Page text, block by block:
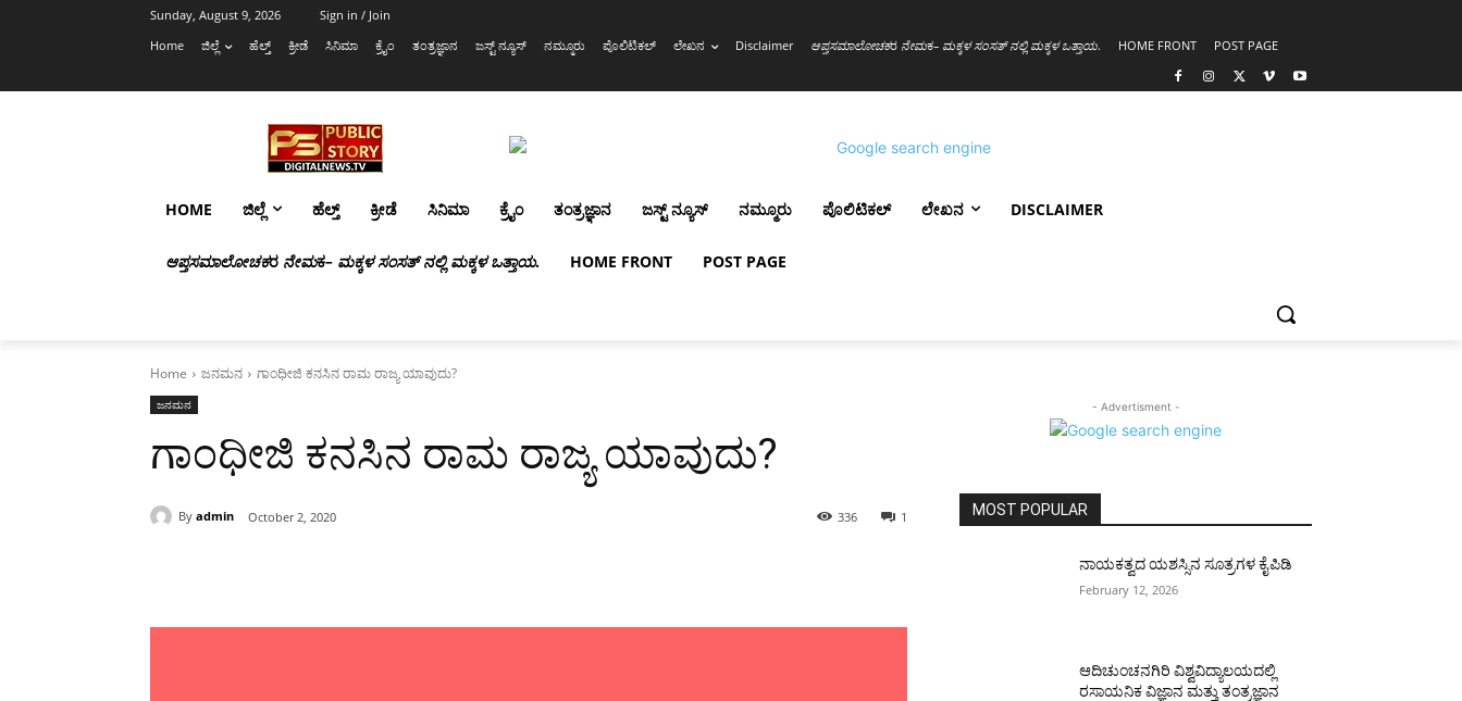
Sunday, August 9, 2026
Sign in / Join
Home
ಜಿಲ್ಲೆ ಹೆಲ್ತ್ ಕ್ರೀಡೆ ಸಿನಿಮಾ ಕ್ರೈಂ ತಂತ್ರಜ್ಞಾನ ಜಸ್ಟ್ ನ್ಯೂಸ್ ನಮ್ಮೂರು ಪೊಲಿಟಿಕಲ್ ಲೇಖನ Disclaimer ಆಪ್ತಸಮಾಲೋಚಕರ ನೇಮಕ– ಮಕ್ಕಳ ಸಂಸತ್ ನಲ್ಲಿ ಮಕ್ಕಳ ಒತ್ತಾಯ. HOME FRONT POST PAGE
HOME ಜಿಲ್ಲೆ ಹೆಲ್ತ್ ಕ್ರೀಡೆ ಸಿನಿಮಾ ಕ್ರೈಂ ತಂತ್ರಜ್ಞಾನ ಜಸ್ಟ್ ನ್ಯೂಸ್ ನಮ್ಮೂರು ಪೊಲಿಟಿಕಲ್ ಲೇಖನ DISCLAIMER
ಆಪ್ತಸಮಾಲೋಚಕರ ನೇಮಕ– ಮಕ್ಕಳ ಸಂಸತ್ ನಲ್ಲಿ ಮಕ್ಕಳ ಒತ್ತಾಯ. HOME FRONT POST PAGE
Home ಜನಮನ ಗಾಂಧೀಜಿ ಕನಸಿನ ರಾಮ ರಾಜ್ಯ ಯಾವುದು?
ಜನಮನ
ಗಾಂಧೀಜಿ ಕನಸಿನ ರಾಮ ರಾಜ್ಯ ಯಾವುದು?
By admin October 2, 2020 1
336
- Advertisment -
MOST POPULAR
ನಾಯಕತ್ವದ ಯಶಸ್ಸಿನ ಸೂತ್ರಗಳ ಕೈಪಿಡಿ
February 12, 2026
ಆದಿಚುಂಚನಗಿರಿ ವಿಶ್ವವಿದ್ಯಾಲಯದಲ್ಲಿ
ರಸಾಯನಿಕ ವಿಜ್ಞಾನ ಮತ್ತು ತಂತ್ರಜ್ಞಾನ